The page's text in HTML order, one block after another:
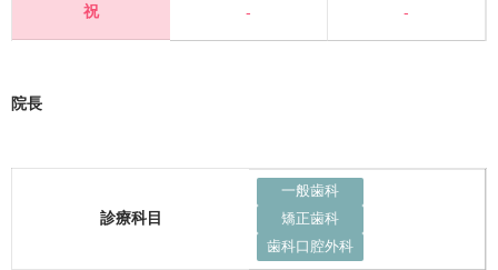
祝 - -
院長
診療科目
一般歯科
矯正歯科
歯科口腔外科